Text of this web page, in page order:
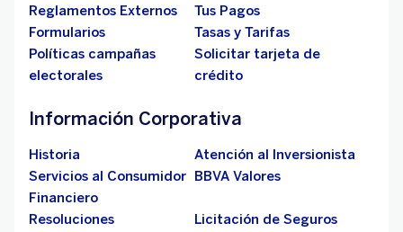
Reglamentos Externos
Tus Pagos
Formularios
Tasas y Tarifas
Políticas campañas
electorales
Solicitar tarjeta de
crédito
Información Corporativa
Historia
Atención al Inversionista
Servicios al Consumidor
Financiero
BBVA Valores
Resoluciones
Licitación de Seguros